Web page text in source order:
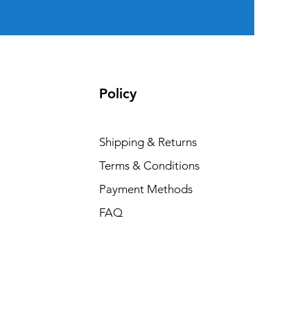
Policy
Shipping & Returns
Terms & Conditions
Payment Methods
FAQ